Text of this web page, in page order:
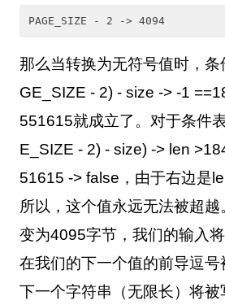
那么当转换为无符号值时，
GE_SIZE - 2) - size -> -1
551615就成立了。对于条件
E_SIZE - 2) - size) -> len
51615 -> false ，由于右边是
所以，这个值永远无法被超
变为4095字节，我们的输入
在我们的下一个值的前导逗
下一个字符串（无限长）将